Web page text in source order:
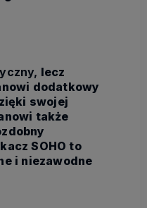
lecz
dodatkowy
swojej
także
SOHO to
i niezawodne